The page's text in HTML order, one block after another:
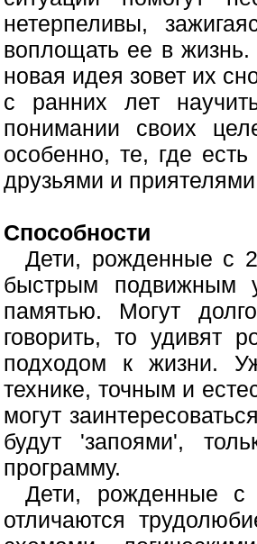
нетерпеливы,
воплощать ее в жизнь.
новая идея зовет их
с ранних лет
понимании своих
особенно, те, где
друзьями и
Способности
Дети, рожденные с
быстрым подвижным
памятью. Могут
говорить, то удивят
подходом к жизни.
технике, точным и
могут
будут 'запоями',
программу.
Дети, рожденные
отличаются